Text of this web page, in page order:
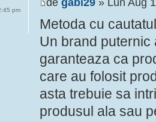
de gabi29 » Lun Aug
Metoda cu
Un brand puternic
garanteaza ca
care au folosit
asta trebuie sa
produsul ala sau
pm